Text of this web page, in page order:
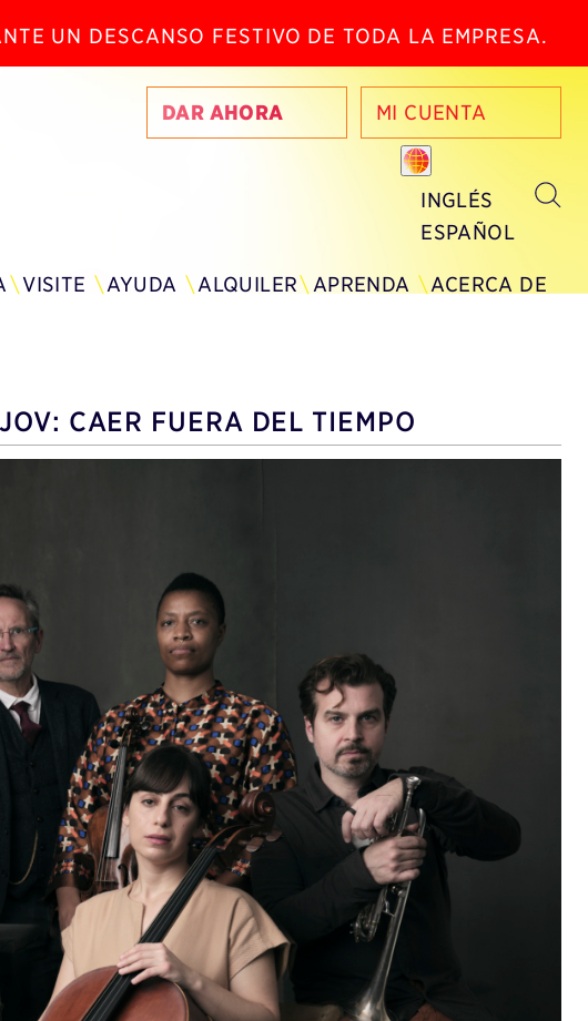
UN DESCANSO FESTIVO DE TODA LA EMPRESA.
DAR AHORA MI CUENTA
INGLÉS
ESPAÑOL
VISITE AYUDA ALQUILER APRENDA ACERCA DE
CAER FUERA DEL TIEMPO